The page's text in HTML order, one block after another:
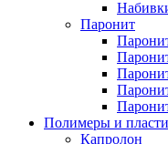
Паронит
Полимеры и
Капролон